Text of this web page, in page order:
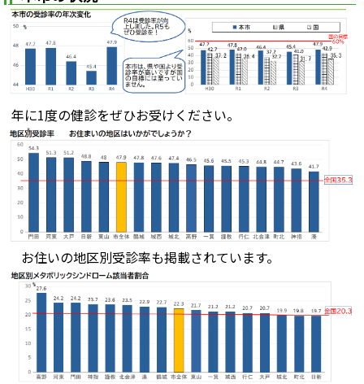
年に1度の健診をぜひお受けください。
お住いの地区別受診率も掲載されています。